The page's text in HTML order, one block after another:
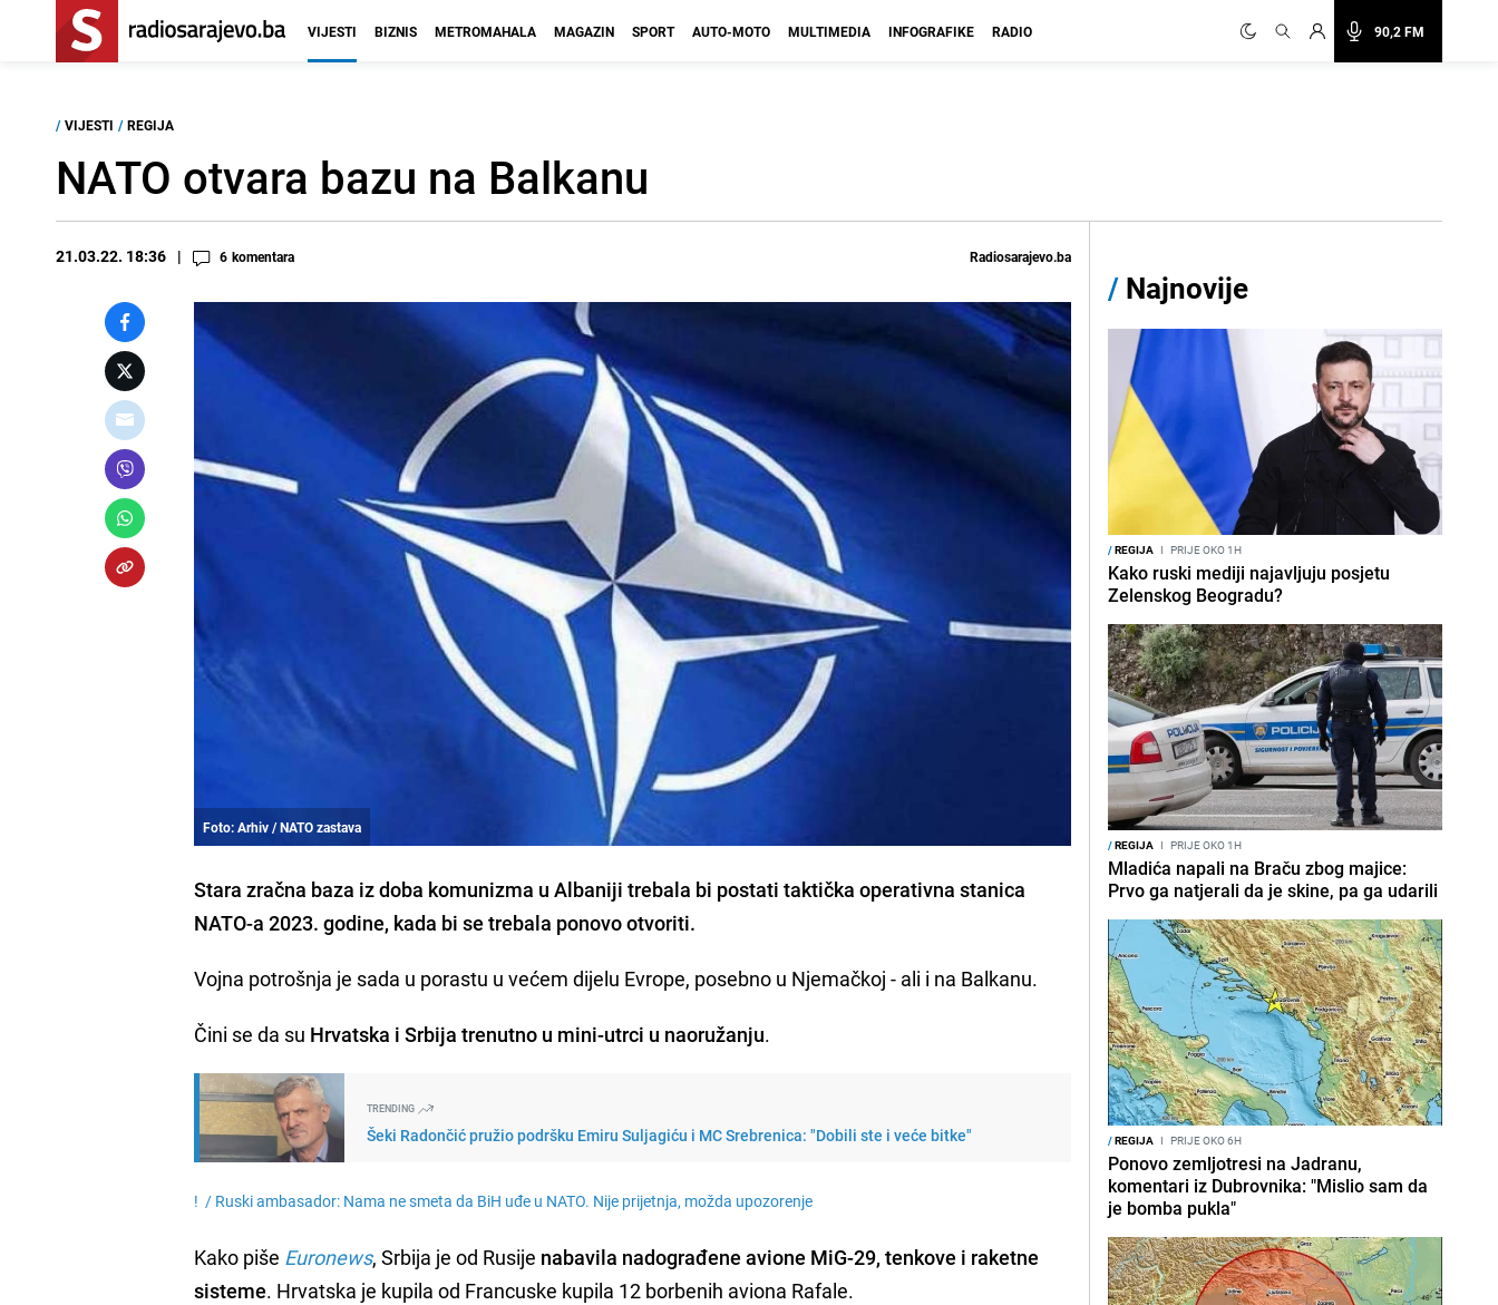
90,2 FM
VIJESTI BIZNIS METROMAHALA MAGAZIN SPORT AUTO-MOTO MULTIMEDIA INFOGRAFIKE RADIO
/ VIJESTI / REGIJA
NATO otvara bazu na Balkanu
21.03.22. 18:36 6 komentara Radiosarajevo.ba
Foto: Arhiv / NATO zastava
Starazračna baza iz doba komunizma u Albaniji trebala bi postati taktička operativna stanica
NATO-a 2023. godine, kada bi se trebala ponovo otvoriti.
Vojna potrošnja je sada u porastu u većem dijelu Evrope, posebno u Njemačkoj - ali i na Balkanu.
Čini se da su Hrvatska i Srbija trenutno u mini-utrci u naoružanju.
TRENDING
Šeki Radončić pružio podršku Emiru Suljagiću i MC Srebrenica: "Dobili ste i veće bitke"
! / Ruski ambasador: Nama ne smeta da BiH uđe u NATO. Nije prijetnja, možda upozorenje
Kako piše Euronews, Srbija je od Rusije nabavila nadograđene avione MiG-29, tenkove i raketne
sisteme. Hrvatska je kupila od Francuske kupila 12 borbenih aviona Rafale.
/ Najnovije
/REGIJA I PRIJE OKO 1H
Kako ruski mediji najavljuju posjetu
Zelenskog Beogradu?
/REGIJA I PRIJE OKO 1H
Mladića napali na Braču zbog majice:
Prvo ga natjerali da je skine, pa ga udarili
/REGIJA I PRIJE OKO 6H
Ponovo zemljotresi na Jadranu,
komentari iz Dubrovnika: "Mislio sam da
je bomba pukla"